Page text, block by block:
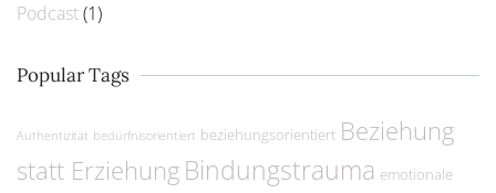
Podcast(1)
Popular Tags
Authentizität bedürfnisorientiert beziehungsorientiert Beziehung
statt Erziehung Bindungstrauma emotionale